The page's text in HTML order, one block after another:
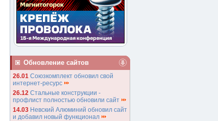
Обновление сайтов
26.01 Союзкомплект обновил свой
интернет-ресурс
26.12 Стальные конструкции -
профлист полностью обновили сайт
14.03 Невский Алюминий обновил сайт
и добавил новый функционал